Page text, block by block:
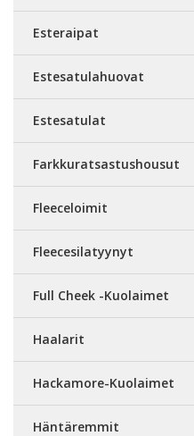
Esteraipat
Estesatulahuovat
Estesatulat
Farkkuratsastushousut
Fleeceloimit
Fleecesilatyynyt
Full Cheek -Kuolaimet
Haalarit
Hackamore-Kuolaimet
Häntäremmit